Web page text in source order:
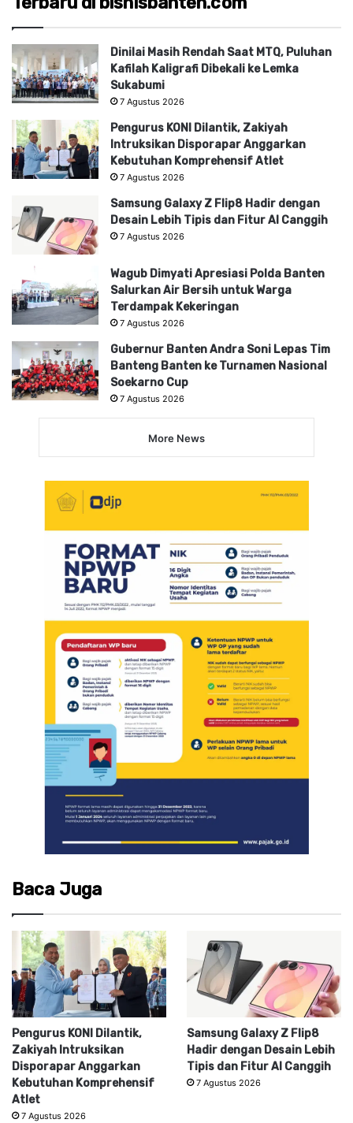
Dinilai Masih Rendah Saat MTQ, Puluhan
Kafilah Kaligrafi Dibekali ke Lemka
Sukabumi
7 Agustus 2026
Pengurus KONI Dilantik, Zakiyah
Intruksikan Disporapar Anggarkan
Kebutuhan Komprehensif Atlet
7 Agustus 2026
Samsung Galaxy Z Flip8 Hadir dengan
Desain Lebih Tipis dan Fitur AI Canggih
7 Agustus 2026
Wagub Dimyati Apresiasi Polda Banten
Salurkan Air Bersih untuk Warga
Terdampak Kekeringan
7 Agustus 2026
Gubernur Banten Andra Soni Lepas Tim
Banteng Banten ke Turnamen Nasional
Soekarno Cup
7 Agustus 2026
More News
Baca Juga
Pengurus KONI Dilantik,
Zakiyah Intruksikan
Disporapar Anggarkan
Kebutuhan Komprehensif
Atlet
7 Agustus 2026
Samsung Galaxy Z Flip8
Hadir dengan Desain Lebih
Tipis dan Fitur AI Canggih
7 Agustus 2026